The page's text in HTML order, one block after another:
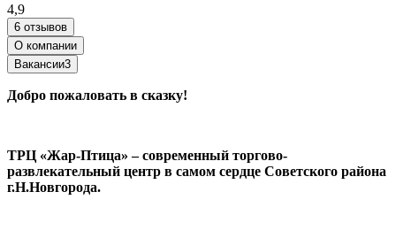
4,9
6 отзывов
О компании
Вакансии3
Добро пожаловать в сказку!
ТРЦ «Жар-Птица» – современный торгово-
развлекательный центр в самом сердце Советского района
г.Н.Новгорода.